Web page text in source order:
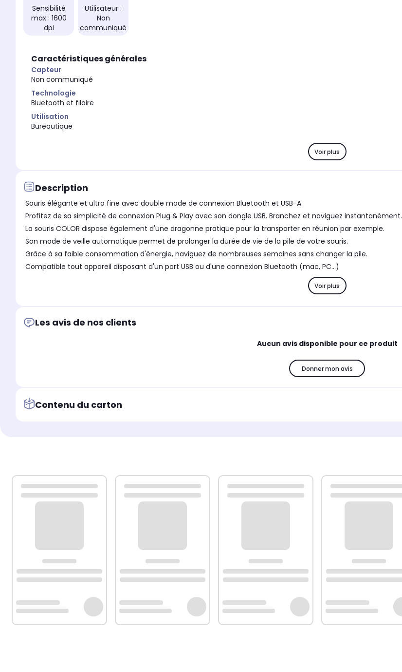
Sensibilité
max : 1600
dpi
Utilisateur :
Non
communiqué
Caractéristiques générales
Capteur
Non communiqué
Technologie
Bluetooth et filaire
Utilisation
Bureautique
Voir plus
Description
Souris élégante et ultra fine avec double mode de connexion Bluetooth et USB-A.
Profitez de sa simplicité de connexion Plug & Play avec son dongle USB. Branchez et naviguez instantanément.
La souris COLOR dispose également d'une dragonne pratique pour la transporter en réunion par exemple.
Son mode de veille automatique permet de prolonger la durée de vie de la pile de votre souris.
Grâce à sa faible consommation d'énergie, naviguez de nombreuses semaines sans changer la pile.
Compatible tout appareil disposant d'un port USB ou d'une connexion Bluetooth (mac, PC...)
Voir plus
Les avis de nos clients
Aucun avis disponible pour ce produit
Donner mon avis
Contenu du carton